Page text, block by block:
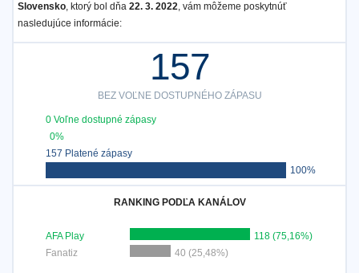
Slovensko, ktorý bol dňa 22. 3. 2022, vám môžeme poskytnúť
nasledujúce informácie:
157
BEZ VOĽNE DOSTUPNÉHO ZÁPASU
0 Voľne dostupné zápasy
0%
157 Platené zápasy
100%
RANKING PODĽA KANÁLOV
AFA Play
118 (75,16%)
Fanatiz
40 (25,48%)